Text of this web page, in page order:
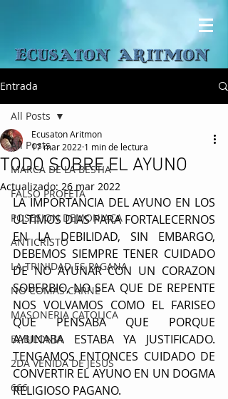
Entrada
All Posts
MARCA DE LA BESTIA
FALSO PROFETA
POSESION DEMONIACA
ANTICRISTO
LA TRINIDAD ES PAGANA
NO COMAS CARNE
MASONERIA CATOLICA
BABILONIA
2DA VENIDA DE JESUS
666
All Posts
TODO SOBRE EL AYUNO
Ecusaton Aritmon
17 mar 2022 1 min de lectura
Actualizado: 26 mar 2022
LA IMPORTANCIA DEL AYUNO EN LOS
ULTIMOS DIAS PARA FORTALECERNOS
EN LA DEBILIDAD, SIN EMBARGO,
DEBEMOS SIEMPRE TENER CUIDADO
DE NO AYUNAR CON UN CORAZON
SOBERBIO, NO SEA QUE DE REPENTE
NOS VOLVAMOS COMO EL FARISEO
QUE PENSABA QUE PORQUE
AYUNABA ESTABA YA JUSTIFICADO.
TENGAMOS ENTONCES CUIDADO DE
CONVERTIR EL AYUNO EN UN DOGMA
RELIGIOSO PAGANO.